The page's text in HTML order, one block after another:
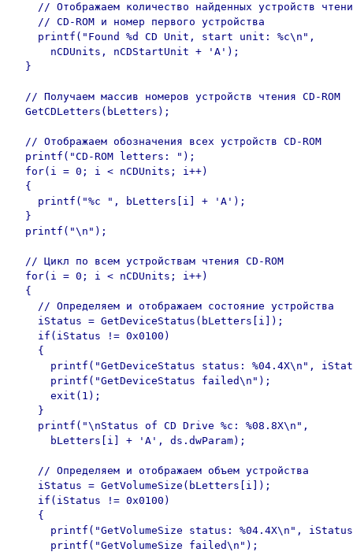
// Отображаем количество найденных устройств
    // CD-ROM и номер первого устройства
    printf("Found %d CD Unit, start unit: %c\n",
      nCDUnits, nCDStartUnit + 'A');
  }
  // Получаем массив номеров устройств чтения CD-ROM
  GetCDLetters(bLetters);
  // Отображаем обозначения всех устройств CD-ROM
  printf("CD-ROM letters: ");
  for(i = 0; i < nCDUnits; i++)
  {
    printf("%c ", bLetters[i] + 'A');
  }
  printf("\n");
  // Цикл по всем устройствам чтения CD-ROM
  for(i = 0; i < nCDUnits; i++)
  {
    // Определяем и отображаем состояние устройства
    iStatus = GetDeviceStatus(bLetters[i]);
    if(iStatus != 0x0100)
    {
printf("GetDeviceStatus status: %04.4X\n",
      printf("GetDeviceStatus failed\n");
      exit(1);
    }
    printf("\nStatus of CD Drive %c: %08.8X\n",
      bLetters[i] + 'A', ds.dwParam);
    // Определяем и отображаем объем устройства
    iStatus = GetVolumeSize(bLetters[i]);
    if(iStatus != 0x0100)
    {
printf("GetVolumeSize status: %04.4X\n",
      printf("GetVolumeSize failed\n");